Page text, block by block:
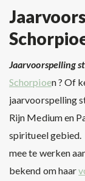
Jaarvoorspelling
Schorpioen ? Of
jaarvoorspelling
Rijn Medium en
spiritueel gebied.
mee te werken
bekend om haar